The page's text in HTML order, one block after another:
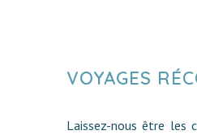
VOYAGES
Laissez-nous être les